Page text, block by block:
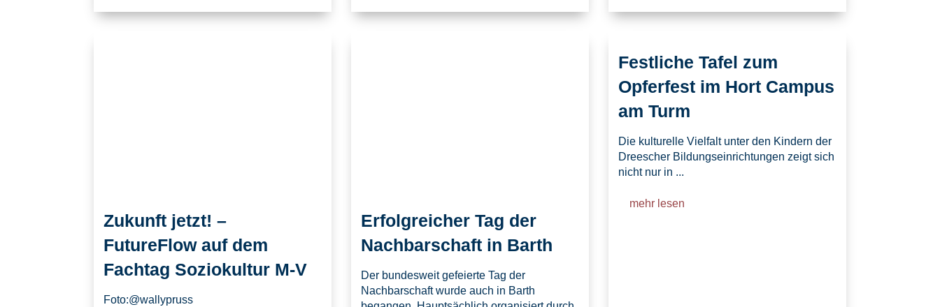
Zukunft jetzt! –
FutureFlow auf dem
Fachtag Soziokultur M-V
Foto:@wallypruss
Erfolgreicher Tag der
Nachbarschaft in Barth
Der bundesweit gefeierte Tag der
Nachbarschaft wurde auch in Barth
Festliche Tafel zum
Opferfest im Hort Campus
am Turm
Die kulturelle Vielfalt unter den Kindern der
Dreescher Bildungseinrichtungen zeigt sich
nicht nur in ...
mehr lesen